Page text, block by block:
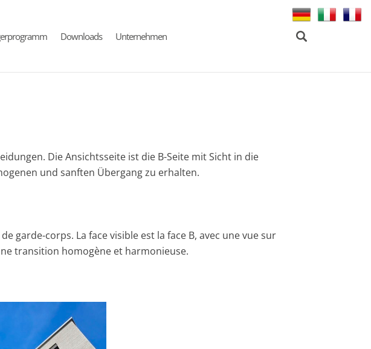
Downloads Unternehmen
Die Ansichtsseite ist die B-Seite mit Sicht in die
und sanften Übergang zu erhalten.
garde-corps. La face visible est la face B, avec une vue sur
transition homogène et harmonieuse.